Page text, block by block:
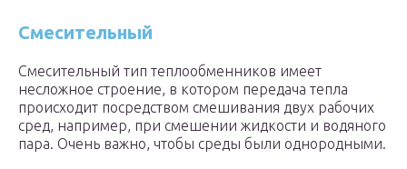
Смесительный
Смесительный тип теплообменников имеет
несложное строение, в котором передача тепла
происходит посредством смешивания двух рабочих
сред, например, при смешении жидкости и водяного
пара. Очень важно, чтобы среды были однородными.